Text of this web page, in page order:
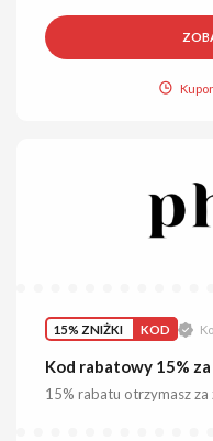
15% ZNIŻKI KOD
Kod rabatowy 15%
15% rabatu otrzymasz